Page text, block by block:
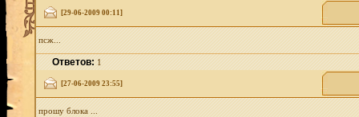
[29-06-2009 00:11]
псж...
Ответов:1
[27-06-2009 23:55]
прошу блока ...